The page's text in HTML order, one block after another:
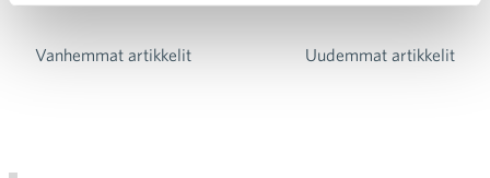
Vanhemmat artikkelit Uudemmat artikkelit